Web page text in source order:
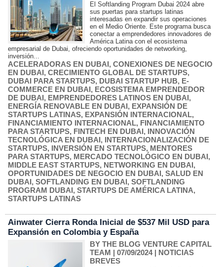
El Softlanding Program Dubai 2024 abre
sus puertas para startups latinas
interesadas en expandir sus operaciones
en el Medio Oriente. Este programa busca
conectar a emprendedores innovadores de
América Latina con el ecosistema
empresarial de Dubai, ofreciendo oportunidades de networking,
inversión...
ACELERADORAS EN DUBAI, CONEXIONES DE NEGOCIO
EN DUBAI, CRECIMIENTO GLOBAL DE STARTUPS,
DUBAI PARA STARTUPS, DUBAI STARTUP HUB, E-
COMMERCE EN DUBAI, ECOSISTEMA EMPRENDEDOR
DE DUBAI, EMPRENDEDORES LATINOS EN DUBAI,
ENERGÍA RENOVABLE EN DUBAI, EXPANSIÓN DE
STARTUPS LATINAS, EXPANSIÓN INTERNACIONAL,
FINANCIAMIENTO INTERNACIONAL, FINANCIAMIENTO
PARA STARTUPS, FINTECH EN DUBAI, INNOVACIÓN
TECNOLÓGICA EN DUBAI, INTERNACIONALIZACIÓN DE
STARTUPS, INVERSIÓN EN STARTUPS, MENTORES
PARA STARTUPS, MERCADO TECNOLÓGICO EN DUBAI,
MIDDLE EAST STARTUPS, NETWORKING EN DUBAI,
OPORTUNIDADES DE NEGOCIO EN DUBAI, SALUD EN
DUBAI, SOFTLANDING EN DUBAI, SOFTLANDING
PROGRAM DUBAI, STARTUPS DE AMÉRICA LATINA,
STARTUPS LATINAS
Ainwater Cierra Ronda Inicial de $537 Mil USD para
Expansión en Colombia y España
BY THE BLOG VENTURE CAPITAL
TEAM | 07/09/2024| NOTICIAS
BREVES